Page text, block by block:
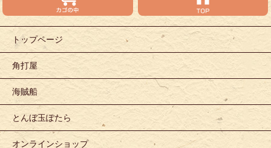
トップページ
角打屋
海賊船
とんぼ玉ぽたら
オンラインショップ